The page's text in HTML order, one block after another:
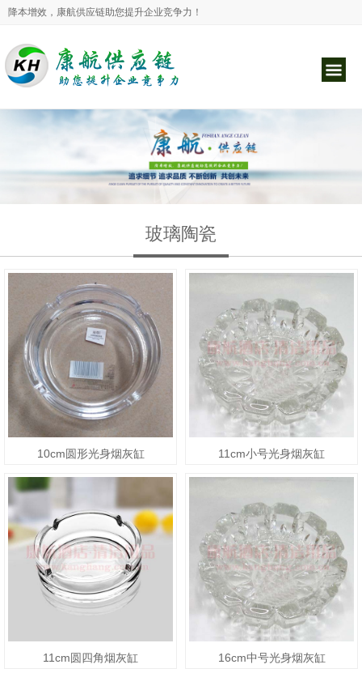
降本增效，康航供应链助您提升企业竞争力！
玻璃陶瓷
10cm圆形光身烟灰缸 11cm小号光身烟灰缸
11cm圆四角烟灰缸 16cm中号光身烟灰缸